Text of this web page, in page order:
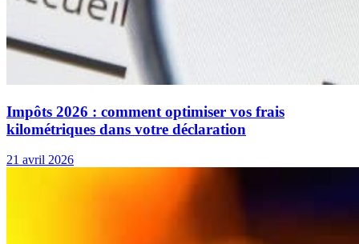
Impôts 2026 : comment optimiser vos frais
kilométriques dans votre déclaration
21 avril 2026